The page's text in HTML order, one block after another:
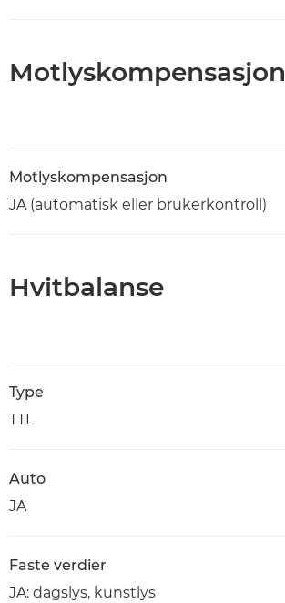
Motlyskompensasjon
Motlyskompensasjon
JA (automatisk eller brukerkontroll)
Hvitbalanse
Type
TTL
Auto
JA
Faste verdier
JA: dagslys, kunstlys